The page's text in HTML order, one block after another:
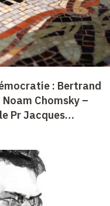
: Bertrand
Chomsky –
Pr Jacques